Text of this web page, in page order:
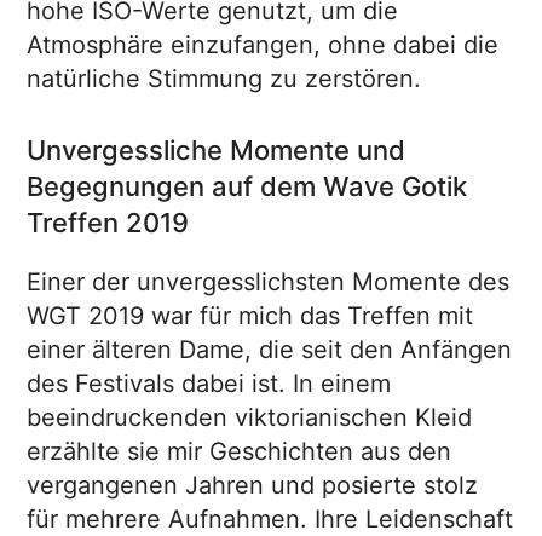
hohe ISO-Werte genutzt, um die
Atmosphäre einzufangen, ohne dabei die
natürliche Stimmung zu zerstören.
Unvergessliche Momente und
Begegnungen auf dem Wave Gotik
Treffen 2019
Einer der unvergesslichsten Momente des
WGT 2019 war für mich das Treffen mit
einer älteren Dame, die seit den Anfängen
des Festivals dabei ist. In einem
beeindruckenden viktorianischen Kleid
erzählte sie mir Geschichten aus den
vergangenen Jahren und posierte stolz
für mehrere Aufnahmen. Ihre Leidenschaft